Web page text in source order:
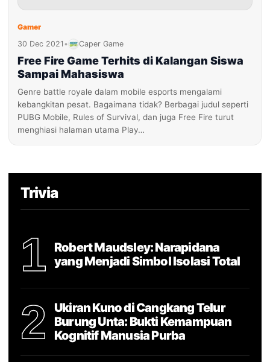
Gamer
30 Dec 2021 • Caper Game
Free Fire Game Terhits di Kalangan Siswa
Sampai Mahasiswa
Genre battle royale dalam mobile esports mengalami
kebangkitan pesat. Bagaimana tidak? Berbagai judul seperti
PUBG Mobile, Rules of Survival, dan juga Free Fire turut
menghiasi halaman utama Play…
Trivia
1
Robert Maudsley: Narapidana
yang Menjadi Simbol Isolasi Total
2
Ukiran Kuno di Cangkang Telur
Burung Unta: Bukti Kemampuan
Kognitif Manusia Purba